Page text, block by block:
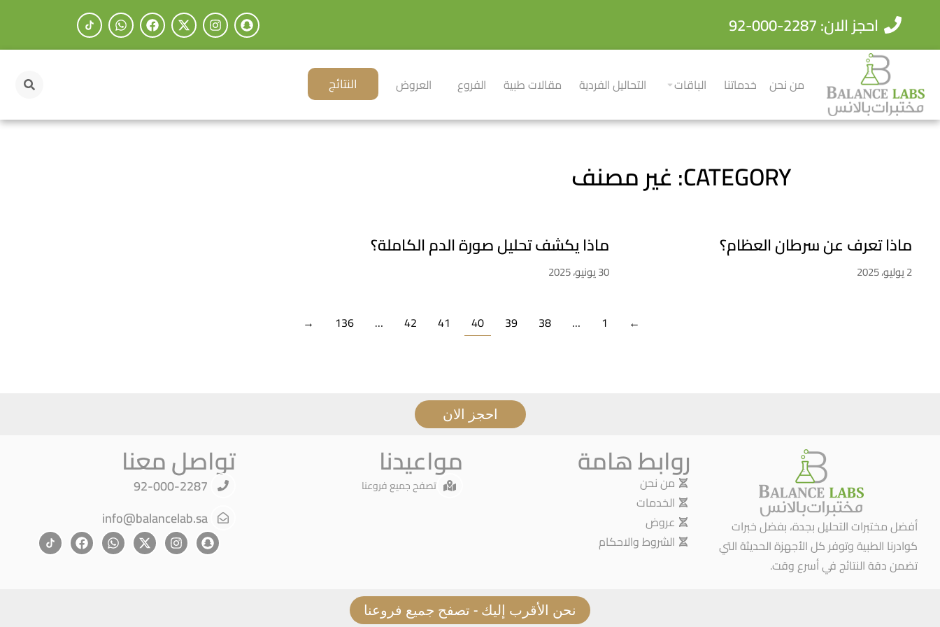
احجز الان: 2287-000-92
من نحن خدماتنا الباقات التحاليل الفردية مقالات طبية الفروع العروض النتائج
CATEGORY: غير مصنف
ماذا تعرف عن سرطان العظام؟
2 يوليو، 2025
ماذا يكشف تحليل صورة الدم الكاملة؟
30 يونيو، 2025
←
1
…
38
39
40
41
42
…
136
→
احجز الان
أفضل مختبرات التحليل بجدة، بفضل خبرات
كوادرنا الطبية وتوفر كل الأجهزة الحديثة التي
تضمن دقة النتائج في أسرع وقت.
روابط هامة
من نحن
الخدمات
عروض
الشروط والاحكام
مواعيدنا
تصفح جميع فروعنا
تواصل معنا
info@balancelab.sa
نحن الأقرب إليك - تصفح جميع فروعنا